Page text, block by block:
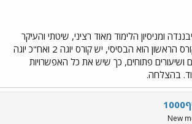
ומניסיון הלימוד מאוד רציני, שיטתי והעיקר
מהנה ומועיל. הקורס הראשון הוא הבסיסי, יש קורס יוגה 2 ואח"כ יוגה
ושיעורים פתוחים, כך שיש את כל האפשרויות
בהצלחה.
New